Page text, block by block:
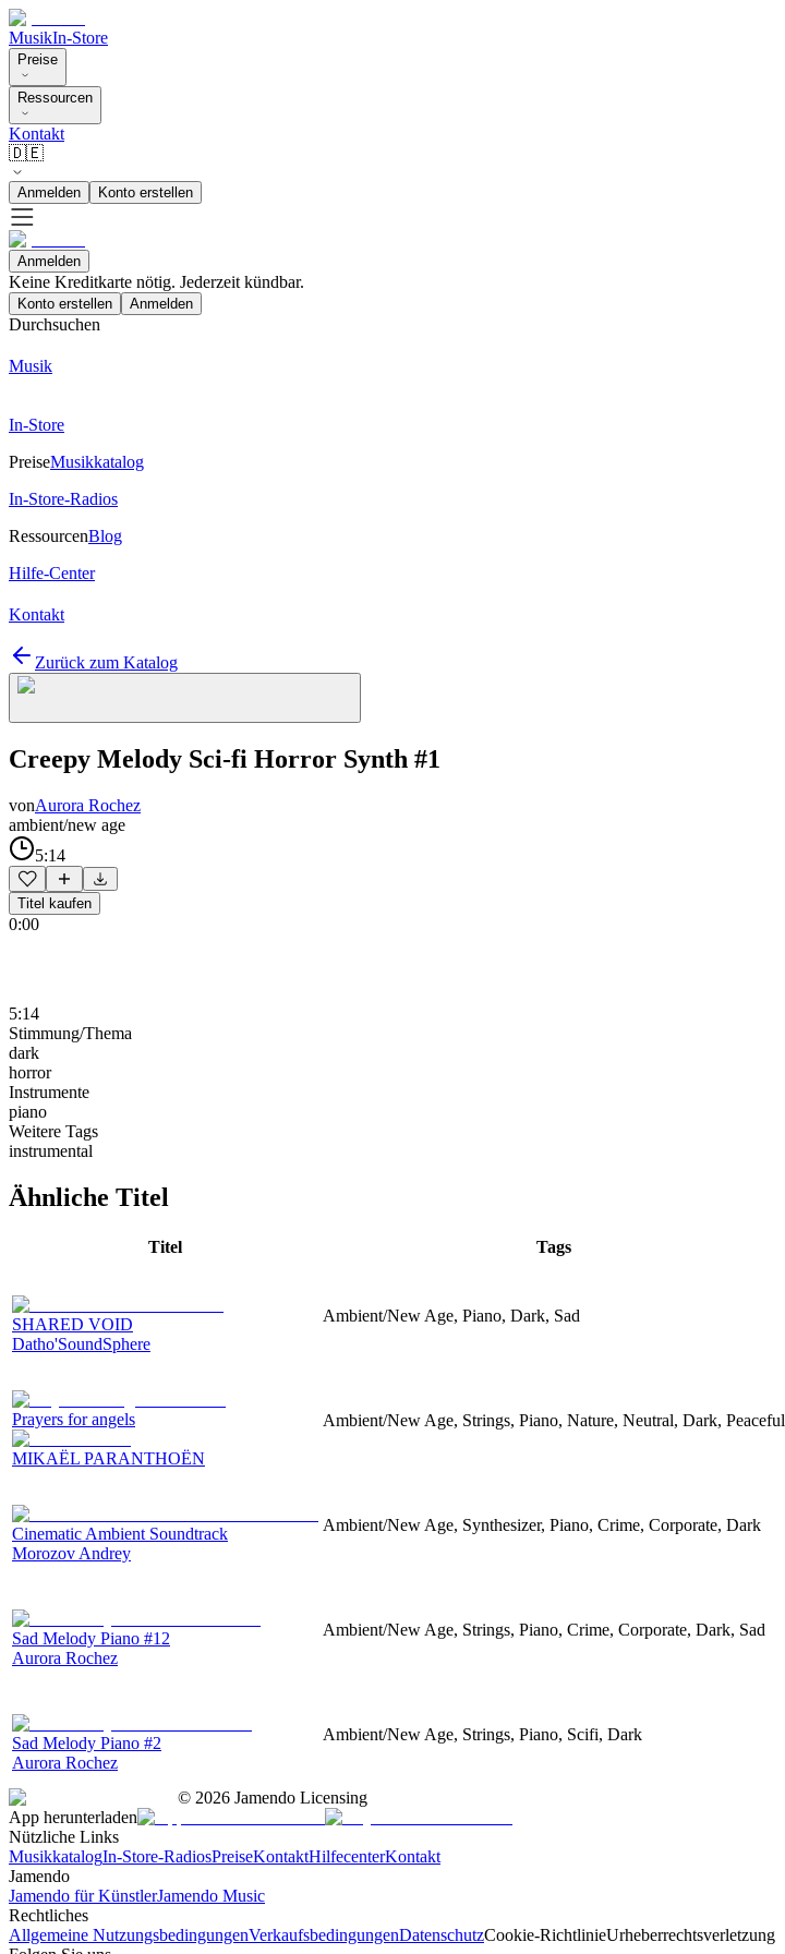
MusikIn-Store
Preise
Ressourcen
Kontakt
🇩🇪
Anmelden Konto erstellen
Anmelden
Keine Kreditkarte nötig. Jederzeit kündbar.
Konto erstellen Anmelden
Durchsuchen
Musik
In-Store
PreiseMusikkatalog
In-Store-Radios
RessourcenBlog
Hilfe-Center
Kontakt
Zurück zum Katalog
Creepy Melody Sci-fi Horror Synth #1
vonAurora Rochez
ambient/new age
5:14
Titel kaufen
0:00
5:14
Stimmung/Thema
dark
horror
Instrumente
piano
Weitere Tags
instrumental
Ähnliche Titel
Titel Tags
SHARED VOID
Datho'SoundSphere
Ambient/New Age, Piano, Dark, Sad
Prayers for angels
MIKAËL PARANTHOËN
Ambient/New Age, Strings, Piano, Nature, Neutral, Dark, Peaceful
Cinematic Ambient Soundtrack
Morozov Andrey
Ambient/New Age, Synthesizer, Piano, Crime, Corporate, Dark
Sad Melody Piano #12
Aurora Rochez
Ambient/New Age, Strings, Piano, Crime, Corporate, Dark, Sad
Sad Melody Piano #2
Aurora Rochez
Ambient/New Age, Strings, Piano, Scifi, Dark
© 2026 Jamendo Licensing
App herunterladen
Nützliche Links
MusikkatalogIn-Store-RadiosPreiseKontaktHilfecenterKontakt
Jamendo
Jamendo für KünstlerJamendo Music
Rechtliches
Allgemeine NutzungsbedingungenVerkaufsbedingungenDatenschutzCookie-RichtlinieUrheberrechtsverletzung